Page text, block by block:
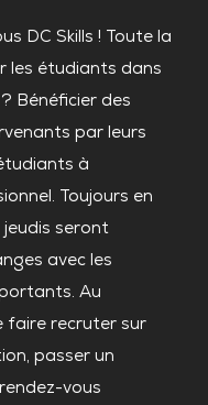
DC Skills ! Toute la
les étudiants dans
Bénéficier des
par leurs
à
Toujours en
jeudis seront
avec les
Au
faire recruter sur
passer un
vous